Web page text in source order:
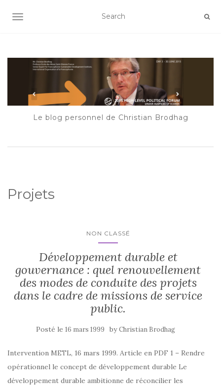
AFFICHER/MASQUER LA NAVIGATION
Le blog personnel de Christian Brodhag
Projets
NON CLASSÉ
Développement durable et
gouvernance : quel renouvellement
des modes de conduite des projets
dans le cadre de missions de service
public.
Posté le 16 mars 1999 byChristian Brodhag
Intervention METL, 16 mars 1999. Article en PDF 1 – Rendre
opérationnel le concept de développement durable Le
développement durable ambitionne de réconcilier les